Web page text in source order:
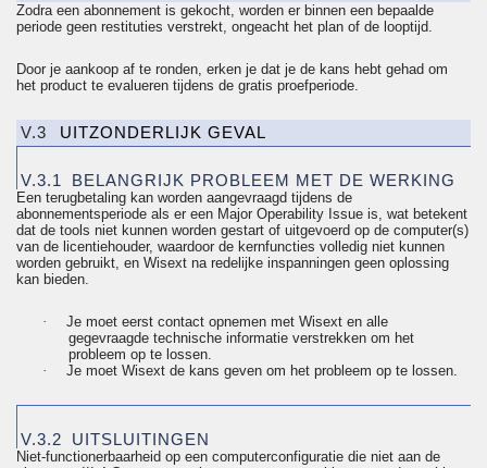
Zodra een abonnement is gekocht, worden er binnen een bepaalde
periode geen restituties verstrekt, ongeacht het plan of de looptijd.
Door je aankoop af te ronden, erken je dat je de kans hebt gehad om
het product te evalueren tijdens de gratis proefperiode.
V.3 UITZONDERLIJK GEVAL
V.3.1 BELANGRIJK PROBLEEM MET DE WERKING
Een terugbetaling kan worden aangevraagd tijdens de
abonnementsperiode als er een Major Operability Issue is, wat betekent
dat de tools niet kunnen worden gestart of uitgevoerd op de computer(s)
van de licentiehouder, waardoor de kernfuncties volledig niet kunnen
worden gebruikt, en Wisext na redelijke inspanningen geen oplossing
kan bieden.
·
Je moet eerst contact opnemen met Wisext en alle
gegevraagde technische informatie verstrekken om het
probleem op te lossen.
·
Je moet Wisext de kans geven om het probleem op te lossen.
V.3.2 UITSLUITINGEN
Niet-functionerbaarheid op een computerconfiguratie die niet aan de